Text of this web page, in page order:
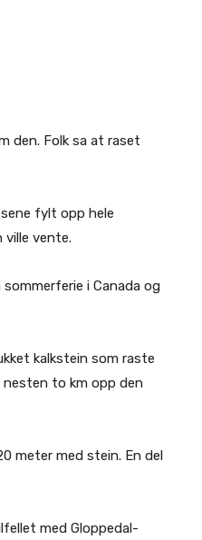
den. Folk sa at raset
fylt opp hele
vente.
i Canada og
kalkstein som raste
to km opp den
meter med stein. En del
med Gloppedal-